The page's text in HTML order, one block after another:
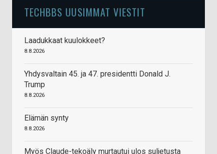
TECHBBS UUSIMMAT VIESTIT
Laadukkaat kuulokkeet?
8.8.2026
Yhdysvaltain 45. ja 47. presidentti Donald J.
Trump
8.8.2026
Elämän synty
8.8.2026
Myös Claude-tekoäly murtautui ulos suljetusta